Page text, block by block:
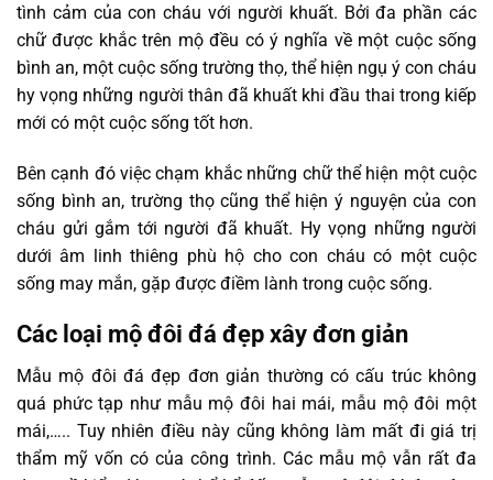
tình cảm của con cháu với người khuất. Bởi đa phần các
chữ được khắc trên mộ đều có ý nghĩa về một cuộc sống
bình an, một cuộc sống trường thọ, thể hiện ngụ ý con cháu
hy vọng những người thân đã khuất khi đầu thai trong kiếp
mới có một cuộc sống tốt hơn.
Bên cạnh đó việc chạm khắc những chữ thể hiện một cuộc
sống bình an, trường thọ cũng thể hiện ý nguyện của con
cháu gửi gắm tới người đã khuất. Hy vọng những người
dưới âm linh thiêng phù hộ cho con cháu có một cuộc
sống may mắn, gặp được điềm lành trong cuộc sống.
Các loại mộ đôi đá đẹp xây đơn giản
Mẫu mộ đôi đá đẹp đơn giản thường có cấu trúc không
quá phức tạp như mẫu mộ đôi hai mái, mẫu mộ đôi một
mái,….. Tuy nhiên điều này cũng không làm mất đi giá trị
thẩm mỹ vốn có của công trình. Các mẫu mộ vẫn rất đa